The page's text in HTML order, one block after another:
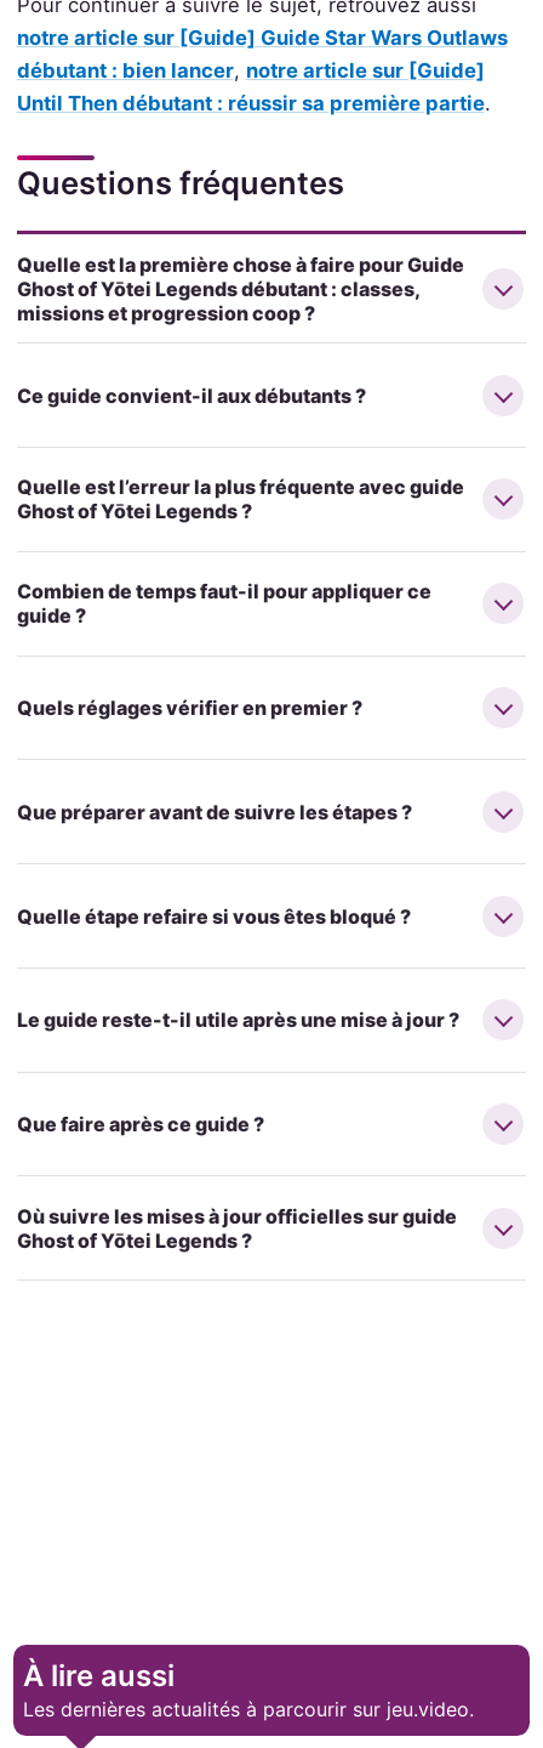
notre article sur [Guide] Guide Star Wars Outlaws
débutant : bien lancer, notre article sur [Guide]
Until Then débutant : réussir sa première partie.
Questions fréquentes
Quelle est la première chose à faire pour Guide
Ghost of Yōtei Legends débutant : classes,
missions et progression coop ?
Ce guide convient-il aux débutants ?
Quelle est l’erreur la plus fréquente avec guide
Ghost of Yōtei Legends ?
Combien de temps faut-il pour appliquer ce
guide ?
Quels réglages vérifier en premier ?
Que préparer avant de suivre les étapes ?
Quelle étape refaire si vous êtes bloqué ?
Le guide reste-t-il utile après une mise à jour ?
Que faire après ce guide ?
Où suivre les mises à jour officielles sur guide
Ghost of Yōtei Legends ?
À lire aussi
Les dernières actualités à parcourir sur jeu.video.